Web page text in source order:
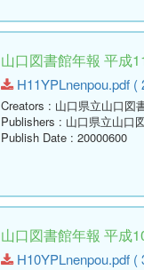
山口図書館年報 平成
H11YPLnenpou.pdf (
Creators : 山口県立山口図
Publishers : 山口県立山口
Publish Date : 20000600
山口図書館年報 平成
H10YPLnenpou.pdf (